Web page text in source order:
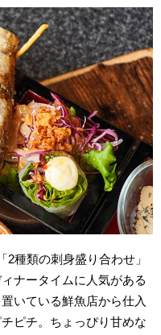
種類の刺身盛り合わせ」
ナータイムに人気がある
いている鮮魚店から仕入
ピチ。ちょっぴり甘めな